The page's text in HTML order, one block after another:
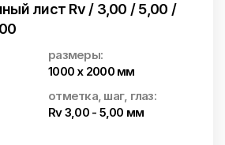
лист Rv / 3,00 / 5,00 /
размеры:
1000 x 2000 мм
отметка, шаг, глаз:
Rv 3,00 - 5,00 мм